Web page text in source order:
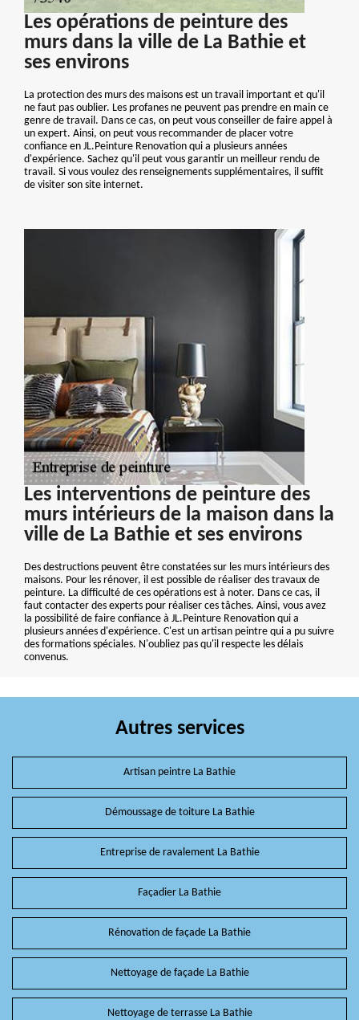
Les opérations de peinture des
murs dans la ville de La Bathie et
ses environs
La protection des murs des maisons est un travail important et qu'il
ne faut pas oublier. Les profanes ne peuvent pas prendre en main ce
genre de travail. Dans ce cas, on peut vous conseiller de faire appel à
un expert. Ainsi, on peut vous recommander de placer votre
confiance en JL.Peinture Renovation qui a plusieurs années
d'expérience. Sachez qu'il peut vous garantir un meilleur rendu de
travail. Si vous voulez des renseignements supplémentaires, il suffit
de visiter son site internet.
Les interventions de peinture des
murs intérieurs de la maison dans la
ville de La Bathie et ses environs
Des destructions peuvent être constatées sur les murs intérieurs des
maisons. Pour les rénover, il est possible de réaliser des travaux de
peinture. La difficulté de ces opérations est à noter. Dans ce cas, il
faut contacter des experts pour réaliser ces tâches. Ainsi, vous avez
la possibilité de faire confiance à JL.Peinture Renovation qui a
plusieurs années d'expérience. C'est un artisan peintre qui a pu suivre
des formations spéciales. N'oubliez pas qu'il respecte les délais
convenus.
Autres services
Artisan peintre La Bathie
Démoussage de toiture La Bathie
Entreprise de ravalement La Bathie
Façadier La Bathie
Rénovation de façade La Bathie
Nettoyage de façade La Bathie
Nettoyage de terrasse La Bathie